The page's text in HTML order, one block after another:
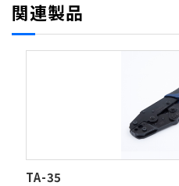
関連製品
TA-35